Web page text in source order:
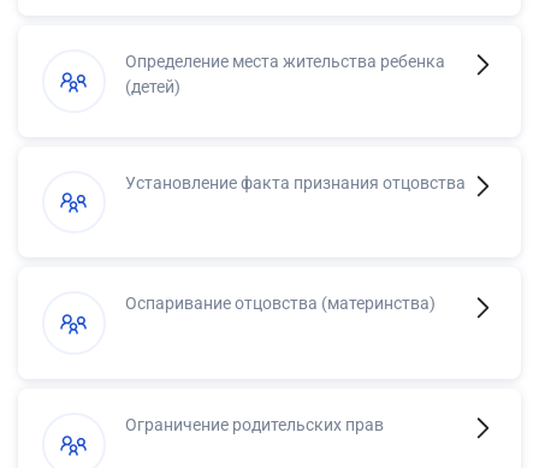
Определение места жительства ребенка
(детей)
Установление факта признания отцовства
Оспаривание отцовства (материнства)
Ограничение родительских прав